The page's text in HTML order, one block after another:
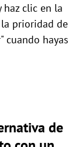
haz clic en la
prioridad de
cuando hayas
de